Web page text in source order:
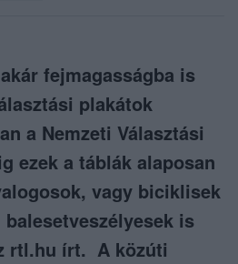
fejmagasságba is
plakátok
a Nemzeti Választási
ezek a táblák alaposan
vagy biciklisek
is
rtl.hu írt. A közúti